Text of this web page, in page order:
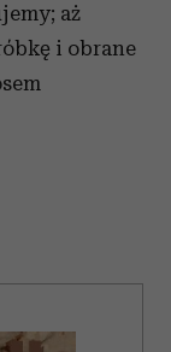
aż
i obrane